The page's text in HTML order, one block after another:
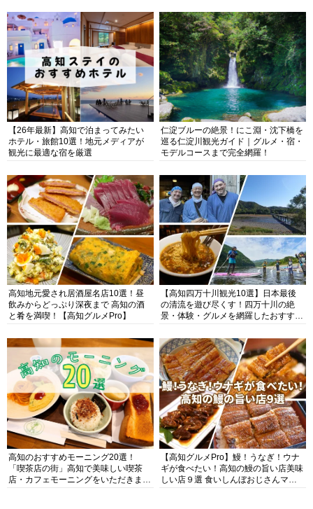
【26年最新】高知で泊まってみたい
ホテル・旅館10選！地元メディアが
観光に最適な宿を厳選
仁淀ブルーの絶景！にこ淵・沈下橋を
巡る仁淀川観光ガイド｜グルメ・宿・
モデルコースまで完全網羅！
高知地元愛され居酒屋名店10選！昼
飲みからどっぷり深夜まで 高知の酒
と肴を満喫！【高知グルメPro】
【高知四万十川観光10選】日本最後
の清流を遊び尽くす！四万十川の絶
景・体験・グルメを網羅したおすすめ
高知のおすすめモーニング20選！
「喫茶店の街」高知で美味しい喫茶
店・カフェモーニングをいただきま
【高知グルメPro】鰻！うなぎ！ウナ
ギが食べたい！高知の鰻の旨い店美味
しい店９選 食いしんぼおじさんマッ